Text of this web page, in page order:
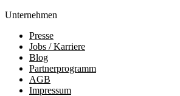
Unternehmen
Presse
Jobs / Karriere
Blog
Partnerprogramm
AGB
Impressum